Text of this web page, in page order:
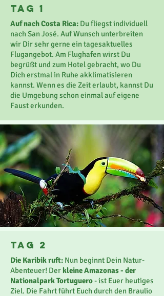
Tag 1
Auf nach Costa Rica: Du fliegst individuell
nach San José. Auf Wunsch unterbreiten
wir Dir sehr gerne ein tagesaktuelles
Flugangebot. Am Flughafen wirst Du
begrüßt und zum Hotel gebracht, wo Du
Dich erstmal in Ruhe akklimatisieren
kannst. Wenn es die Zeit erlaubt, kannst Du
die Umgebung schon einmal auf eigene
Faust erkunden.
Tag 2
Die Karibik ruft: Nun beginnt Dein Natur-
Abenteuer! Der kleine Amazonas - der
Nationalpark Tortuguero- ist Euer heutiges
Ziel. Die Fahrt führt Euch durch den Braulio